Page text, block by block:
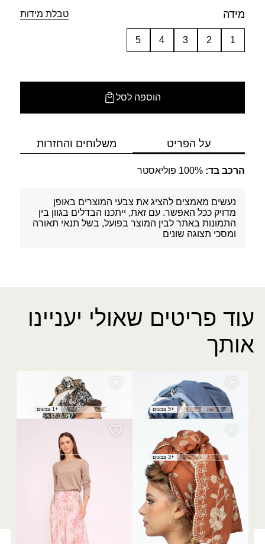
מידה טבלת מידות
1
2
3
4
5
הוספה לסל
על הפריט משלוחים והחזרות
הרכב בד: 100% פוליאסטר
נעשים מאמצים להציג את צבעי המוצרים באופן
מדויק ככל האפשר. עם זאת, ייתכנו הבדלים בגוון בין
התמונות באתר לבין המוצר בפועל, בשל תנאי תאורה
ומסכי תצוגה שונים
עוד פריטים שאולי יעניינו
אותך
צעיף בשורות
₪50.00
+5 צבעים
מטפחת תהל
₪50.00
+1 צבעים
צעיף אוצרות
₪50.00
+3 צבעים
חצאית פארן
₪150.00
רוצה להתעדכן לפני כולן?